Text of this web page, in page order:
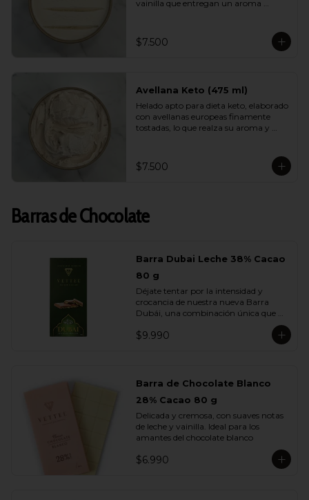
vainilla que entregan un aroma
buscan disfrutar de un helado liviano
sin renunciar al verdadero sabor de la
$7.500
Avellana Keto (475 ml)
Helado apto para dieta keto, elaborado
con avellanas europeas finamente
tostadas, lo que realza su aroma y
sorprendente. Ideal para quienes
cuidan su alimentación y quieren
$7.500
Barras de Chocolate
Barra Dubai Leche 38% Cacao
80 g
Déjate tentar por la intensidad y
crocancia de nuestra nueva Barra
Dubái, una combinación única que
fusiona lo mejor del chocolate europeo
con los sabores más exquisitos de
rellena con una cremosa pasta de
hebras de masa filo tostada con
mantequilla que aportan una textura
crujiente e irresistible.
viaje de sabor profundo y auténtico,
$9.990
Barra de Chocolate Blanco
28% Cacao 80 g
Delicada y cremosa, con suaves notas
de leche y vainilla. Ideal para los
amantes del chocolate blanco
$6.990